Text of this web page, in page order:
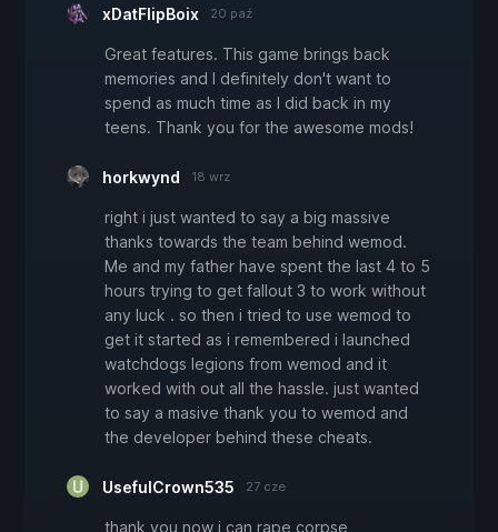
xDatFlipBoix 20 paź
Great features. This game brings back
memories and I definitely don't want to
spend as much time as I did back in my
teens. Thank you for the awesome mods!
horkwynd 18 wrz
right i just wanted to say a big massive
thanks towards the team behind wemod.
Me and my father have spent the last 4 to 5
hours trying to get fallout 3 to work without
any luck . so then i tried to use wemod to
get it started as i remembered i launched
watchdogs legions from wemod and it
worked with out all the hassle. just wanted
to say a masive thank you to wemod and
the developer behind these cheats.
UsefulCrown535 27 cze
thank you now i can rape corpse